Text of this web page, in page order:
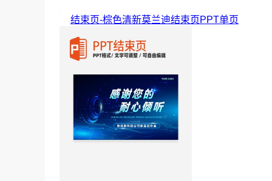
结束页-棕色清新莫兰迪结束页PPT单页